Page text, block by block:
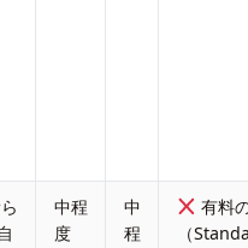
中程
度
中
程
有料
（